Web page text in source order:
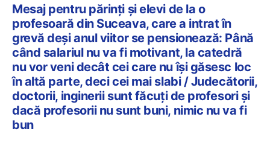
Mesaj pentru părinți și elevi de la o
profesoară din Suceava, care a intrat în
grevă deși anul viitor se pensionează: Până
când salariul nu va fi motivant, la catedră
nu vor veni decât cei care nu își găsesc loc
în altă parte, deci cei mai slabi / Judecătorii,
doctorii, inginerii sunt făcuți de profesori și
dacă profesorii nu sunt buni, nimic nu va fi
bun